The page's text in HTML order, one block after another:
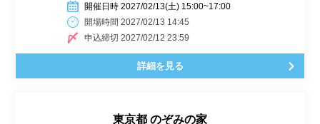
開催日時 2027/02/13(土) 15:00~17:00
開場時間 2027/02/13 14:45
申込締切 2027/02/12 23:59
詳細を見る
東京都 のぞみの家